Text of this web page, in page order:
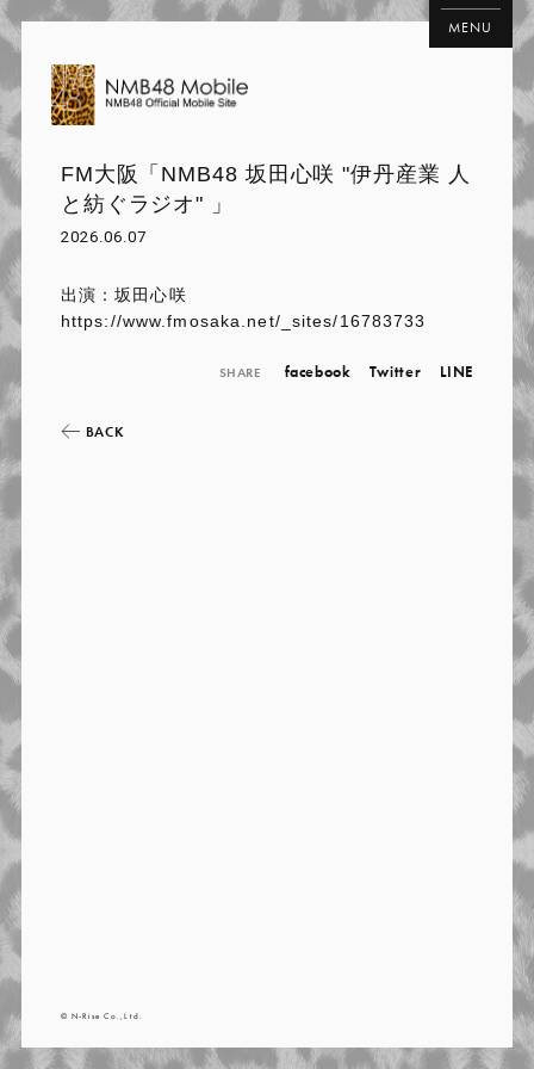
MENU
FM大阪「NMB48 坂田心咲 "伊丹産業 人
と紡ぐラジオ" 」
2026.06.07
出演：坂田心咲
https://www.fmosaka.net/_sites/16783733
SHARE facebook Twitter LINE
BACK